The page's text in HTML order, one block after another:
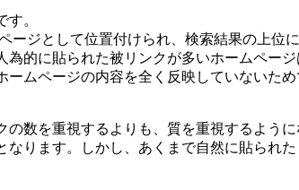
。
ジとして位置付けられ、検索結果の上位
的に貼られた被リンクが多いホームペー
ムページの内容を全く反映していないた
数を重視するよりも、質を重視するよう
ります。しかし、あくまで自然に貼られ